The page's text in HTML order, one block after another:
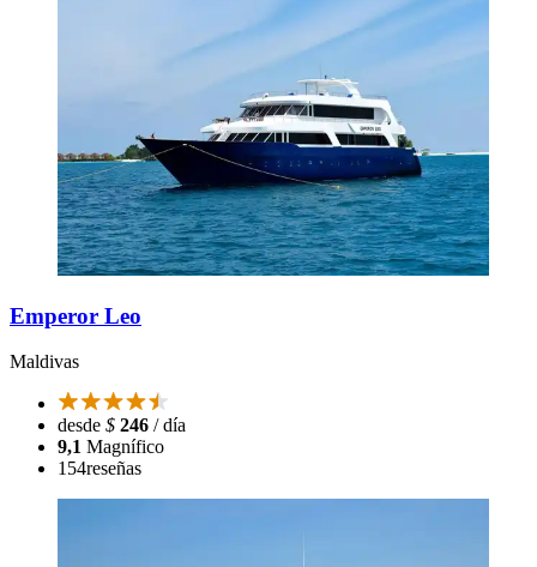
Emperor Leo
Maldivas
desde $ 246 / día
9,1 Magnífico
154reseñas